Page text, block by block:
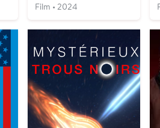
Film • 2024